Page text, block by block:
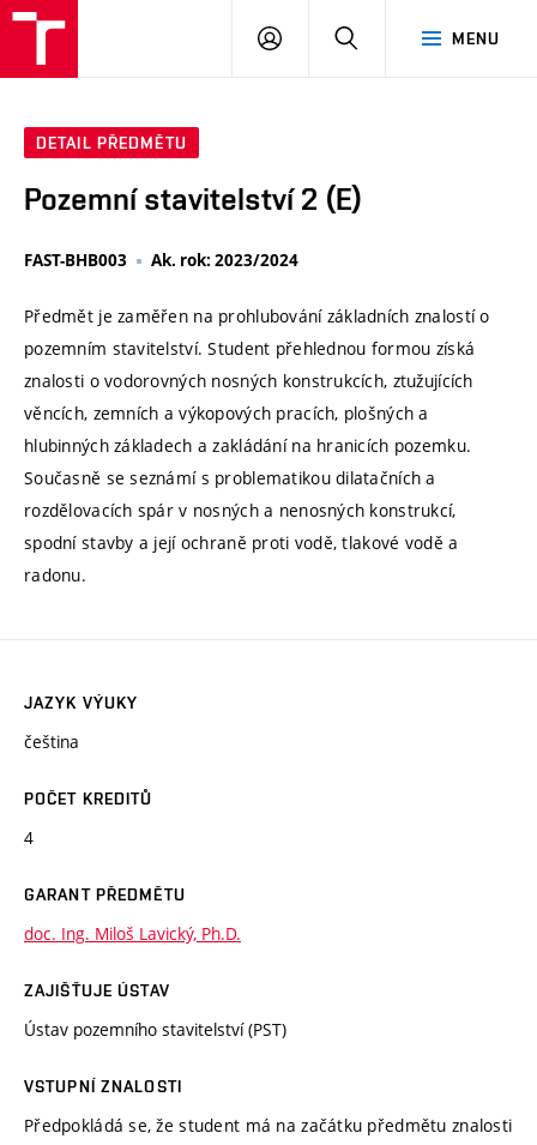
MENU
PŘIHLÁSIT
DETAIL PŘEDMĚTU
Pozemní stavitelství 2 (E)
FAST-BHB003 Ak. rok: 2023/2024
Předmět je zaměřen na prohlubování základních znalostí o
pozemním stavitelství. Student přehlednou formou získá
znalosti o vodorovných nosných konstrukcích, ztužujících
věncích, zemních a výkopových pracích, plošných a
hlubinných základech a zakládání na hranicích pozemku.
Současně se seznámí s problematikou dilatačních a
rozdělovacích spár v nosných a nenosných konstrukcí,
spodní stavby a její ochraně proti vodě, tlakové vodě a
radonu.
JAZYK VÝUKY
čeština
POČET KREDITŮ
4
GARANT PŘEDMĚTU
doc. Ing. Miloš Lavický, Ph.D.
ZAJIŠŤUJE ÚSTAV
Ústav pozemního stavitelství (PST)
VSTUPNÍ ZNALOSTI
Předpokládá se, že student má na začátku předmětu znalosti